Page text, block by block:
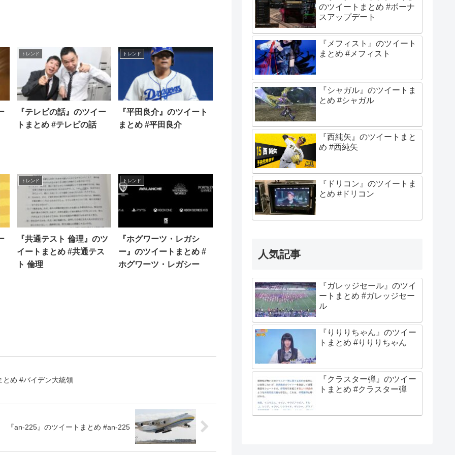
トレンド
『テレビの話』のツイー
トまとめ #テレビの話
トレンド
『平田良介』のツイート
まとめ #平田良介
トレンド
『共通テスト 倫理』のツ
イートまとめ #共通テス
ト 倫理
トレンド
『ホグワーツ・レガシ
ー』のツイートまとめ #
ホグワーツ・レガシー
とめ #バイデン大統領
『an-225』のツイートまとめ #an-225
のツイートまとめ #ボーナ
スアップデート
『メフィスト』のツイート
まとめ #メフィスト
『シャガル』のツイートま
とめ #シャガル
『西純矢』のツイートまと
め #西純矢
『ドリコン』のツイートま
とめ #ドリコン
人気記事
『ガレッジセール』のツイ
ートまとめ #ガレッジセー
ル
『りりりちゃん』のツイー
トまとめ #りりりちゃん
『クラスター弾』のツイー
トまとめ #クラスター弾